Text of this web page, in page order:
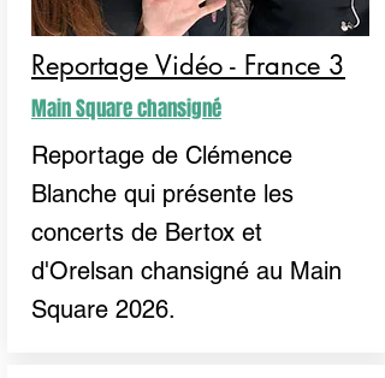
Reportage Vidéo - France 3
Main Square chansigné
Reportage de Clémence
Blanche qui présente les
concerts de Bertox et
d'Orelsan chansigné au Main
Square 2026.